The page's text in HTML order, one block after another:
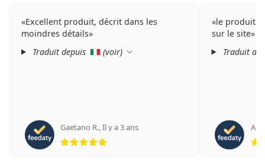
Excellent produit, décrit dans les
moindres détails
Traduit depuis
(voir)
Gaetano R.,Il y a 3 ans
évaluation 5 sur 5
le produit
sur le site
Traduit